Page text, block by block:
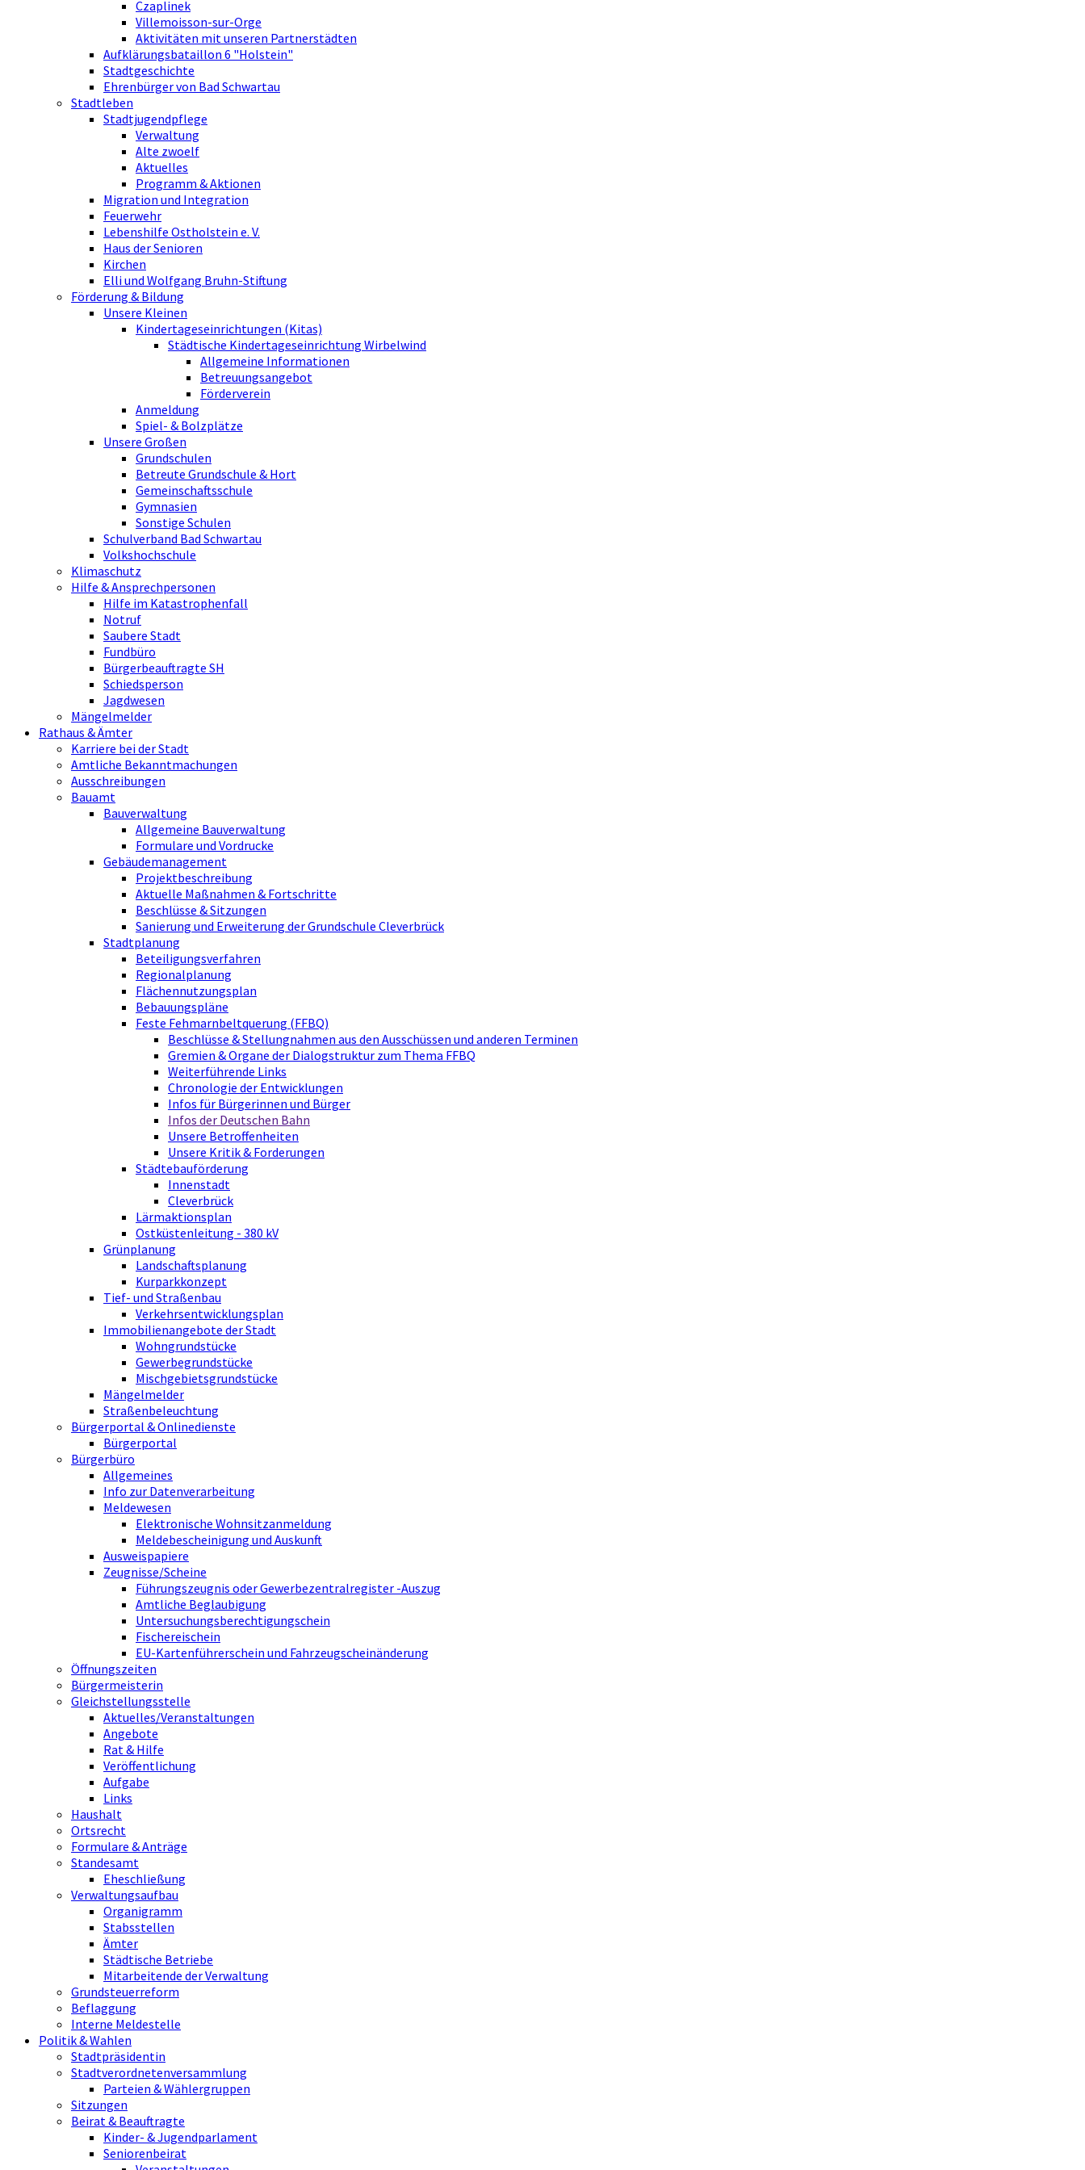
Czaplinek
Villemoisson-sur-Orge
Aktivitäten mit unseren Partnerstädten
Aufklärungsbataillon 6 "Holstein"
Stadtgeschichte
Ehrenbürger von Bad Schwartau
Stadtleben
Stadtjugendpflege
Verwaltung
Alte zwoelf
Aktuelles
Programm & Aktionen
Migration und Integration
Feuerwehr
Lebenshilfe Ostholstein e. V.
Haus der Senioren
Kirchen
Elli und Wolfgang Bruhn-Stiftung
Förderung & Bildung
Unsere Kleinen
Kindertageseinrichtungen (Kitas)
Städtische Kindertageseinrichtung Wirbelwind
Allgemeine Informationen
Betreuungsangebot
Förderverein
Anmeldung
Spiel- & Bolzplätze
Unsere Großen
Grundschulen
Betreute Grundschule & Hort
Gemeinschaftsschule
Gymnasien
Sonstige Schulen
Schulverband Bad Schwartau
Volkshochschule
Klimaschutz
Hilfe & Ansprechpersonen
Hilfe im Katastrophenfall
Notruf
Saubere Stadt
Fundbüro
Bürgerbeauftragte SH
Schiedsperson
Jagdwesen
Mängelmelder
Rathaus & Ämter
Karriere bei der Stadt
Amtliche Bekanntmachungen
Ausschreibungen
Bauamt
Bauverwaltung
Allgemeine Bauverwaltung
Formulare und Vordrucke
Gebäudemanagement
Projektbeschreibung
Aktuelle Maßnahmen & Fortschritte
Beschlüsse & Sitzungen
Sanierung und Erweiterung der Grundschule Cleverbrück
Stadtplanung
Beteiligungsverfahren
Regionalplanung
Flächennutzungsplan
Bebauungspläne
Feste Fehmarnbeltquerung (FFBQ)
Beschlüsse & Stellungnahmen aus den Ausschüssen und anderen Terminen
Gremien & Organe der Dialogstruktur zum Thema FFBQ
Weiterführende Links
Chronologie der Entwicklungen
Infos für Bürgerinnen und Bürger
Infos der Deutschen Bahn
Unsere Betroffenheiten
Unsere Kritik & Forderungen
Städtebauförderung
Innenstadt
Cleverbrück
Lärmaktionsplan
Ostküstenleitung - 380 kV
Grünplanung
Landschaftsplanung
Kurparkkonzept
Tief- und Straßenbau
Verkehrsentwicklungsplan
Immobilienangebote der Stadt
Wohngrundstücke
Gewerbegrundstücke
Mischgebietsgrundstücke
Mängelmelder
Straßenbeleuchtung
Bürgerportal & Onlinedienste
Bürgerportal
Bürgerbüro
Allgemeines
Info zur Datenverarbeitung
Meldewesen
Elektronische Wohnsitzanmeldung
Meldebescheinigung und Auskunft
Ausweispapiere
Zeugnisse/Scheine
Führungszeugnis oder Gewerbezentralregister -Auszug
Amtliche Beglaubigung
Untersuchungsberechtigungschein
Fischereischein
EU-Kartenführerschein und Fahrzeugscheinänderung
Öffnungszeiten
Bürgermeisterin
Gleichstellungsstelle
Aktuelles/Veranstaltungen
Angebote
Rat & Hilfe
Veröffentlichung
Aufgabe
Links
Haushalt
Ortsrecht
Formulare & Anträge
Standesamt
Eheschließung
Verwaltungsaufbau
Organigramm
Stabsstellen
Ämter
Städtische Betriebe
Mitarbeitende der Verwaltung
Grundsteuerreform
Beflaggung
Interne Meldestelle
Politik & Wahlen
Stadtpräsidentin
Stadtverordnetenversammlung
Parteien & Wählergruppen
Sitzungen
Beirat & Beauftragte
Kinder- & Jugendparlament
Seniorenbeirat